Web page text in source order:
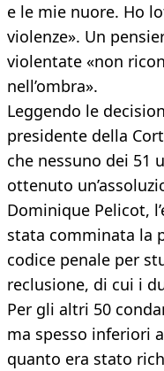
e le mie nuore. Ho
violenze». Un
violentate «non
nell’ombra».
Leggendo le
presidente della
che nessuno dei 51
ottenuto
Dominique Pelicot,
stata comminata la
codice penale per
reclusione, di cui i
Per gli altri 50
ma spesso inferiori
quanto era stato